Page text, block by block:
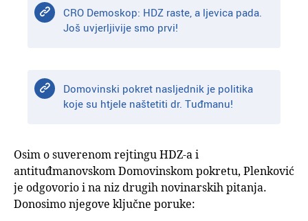
CRO Demoskop: HDZ raste, a ljevica pada.
Još uvjerljivije smo prvi!
Domovinski pokret nasljednik je politika
koje su htjele naštetiti dr. Tuđmanu!
Osim o suverenom rejtingu HDZ-a i
antituđmanovskom Domovinskom pokretu, Plenković
je odgovorio i na niz drugih novinarskih pitanja.
Donosimo njegove ključne poruke: